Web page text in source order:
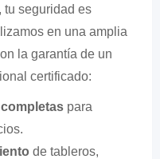
tu seguridad es
en una amplia
la garantía de un
certificado:
para
de tableros,